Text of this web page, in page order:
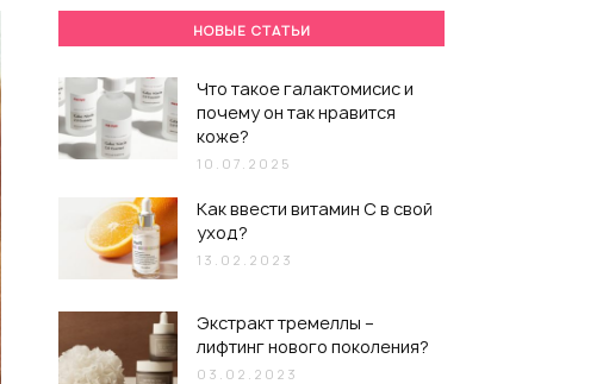
НОВЫЕ СТАТЬИ
Что такое галактомисис и
почему он так нравится
коже?
10.07.2025
Как ввести витамин С в свой
уход?
13.02.2023
Экстракт тремеллы –
лифтинг нового поколения?
03.02.2023